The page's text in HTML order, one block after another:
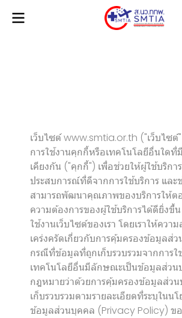
เว็บไซต์ www.smtia.or.th ("เว็บไซต์"
การใช้งานคุกกี้หรือเทคโนโลยีอื่นใด
เคียงกัน ("คุกกี้") เพื่อช่วยให้ผู้ใช้บริกา
ประสบการณ์ที่ดีจากการใช้บริการ และ
สามารถพัฒนาคุณภาพของบริการให้ต
ความต้องการของผู้ใช้บริการได้ดียิ่งขึ้
ใช้งานเว็บไซต์ของเรา โดยเราให้ควา
เคร่งครัดเกี่ยวกับการคุ้มครองข้อมูลส่
กรณีที่ข้อมูลที่ถูกเก็บรวบรวมจากการ
เทคโนโลยีอื่นมีลักษณะเป็นข้อมูลส่ว
กฎหมายว่าด้วยการคุ้มครองข้อมูลส่วน
เก็บรวบรวมตามรายละเอียดที่ระบุในน
ข้อมูลส่วนบุคคล (Privacy Policy) ขอ